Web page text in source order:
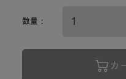
数量 :
カ